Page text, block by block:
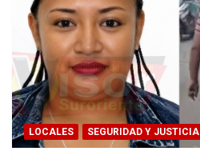
LOCALES SEGURIDAD Y JUSTICIA